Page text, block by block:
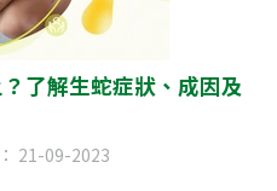
？了解生蛇症狀、成因及
21-09-2023